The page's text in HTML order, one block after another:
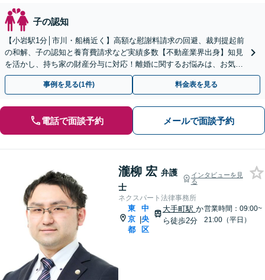
子の認知
【小岩駅1分│市川・船橋近く】高額な慰謝料請求の回避、裁判提起前
の和解、子の認知と養育費請求など実績多数【不動産業界出身】知見
を活かし、持ち家の財産分与に対応！離婚に関するお悩みは、お気軽
にご相談ください【メディア出演】【早朝・夜間対応可】
事例を見る(1件) 料金表を見る
電話で面談予約 メールで面談予約
瀧柳 宏 弁護
士
インタビューを見
る
ネクスパート法律事務所
東
京
都
|
中
央
区
大手町駅 か
ら徒歩2分
営業時間：09:00~
21:00（平日）